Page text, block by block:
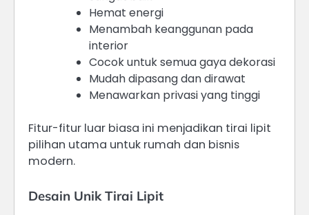
Hemat energi
Menambah keanggunan pada
interior
Cocok untuk semua gaya dekorasi
Mudah dipasang dan dirawat
Menawarkan privasi yang tinggi
Fitur-fitur luar biasa ini menjadikan tirai lipit
pilihan utama untuk rumah dan bisnis
modern.
Desain Unik Tirai Lipit